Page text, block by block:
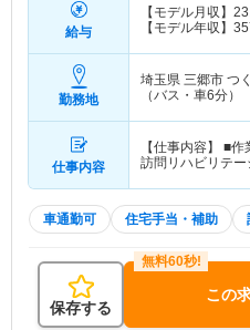
給与
【モデル月収】
【モデル年収】
勤務地
埼玉県 三郷市 つ
（バス・車6分）
仕事内容
【仕事内容】 ■
訪問リハビリテ
車通勤可 住宅手当・補助
保存する
この